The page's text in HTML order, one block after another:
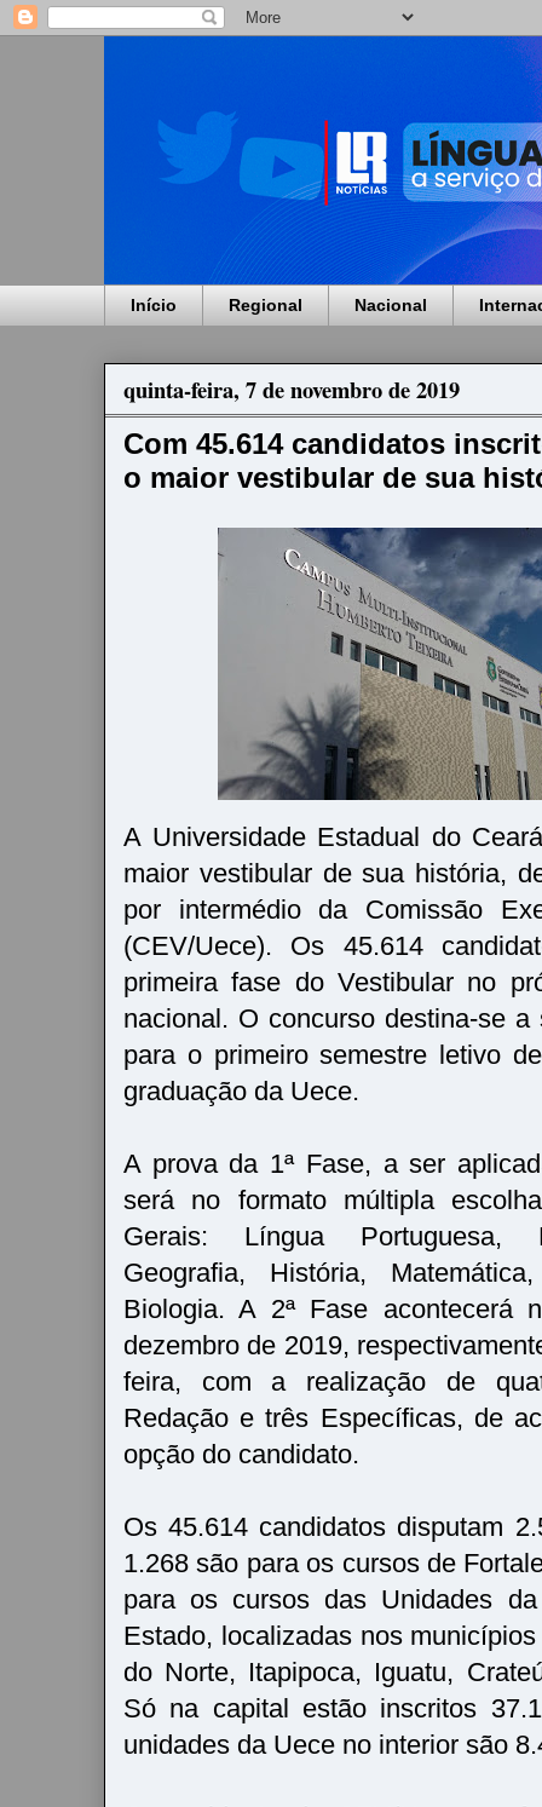
Início Regional Nacional
quinta-feira, 7 de novembro de 2019
Com 45.614 candidatos
o maior vestibular de sua
A Universidade Estadual do
maior vestibular de sua história,
por intermédio da Comissão
(CEV/Uece). Os 45.614
primeira fase do Vestibular no
nacional. O concurso destina-se a
para o primeiro semestre letivo
graduação da Uece.
A prova da 1ª Fase, a ser
será no formato múltipla
Gerais: Língua Portuguesa,
Geografia, História,
Biologia. A 2ª Fase
dezembro de 2019,
feira, com a realização de
Redação e três Específicas, de
opção do candidato.
Os 45.614 candidatos disputam
1.268 são para os cursos de
para os cursos das Unidades
Estado, localizadas nos
do Norte, Itapipoca, Iguatu,
Só na capital estão inscritos
unidades da Uece no interior são